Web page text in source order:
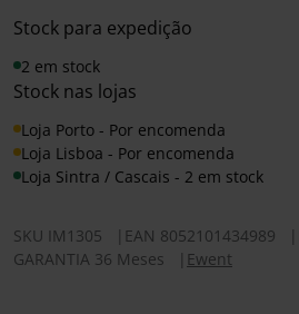
Stock para expedição
2 em stock
Stock nas lojas
Loja Porto - Por encomenda
Loja Lisboa - Por encomenda
Loja Sintra / Cascais - 2 em stock
SKU IM1305 EAN 8052101434989
GARANTIA 36 Meses
Ewent